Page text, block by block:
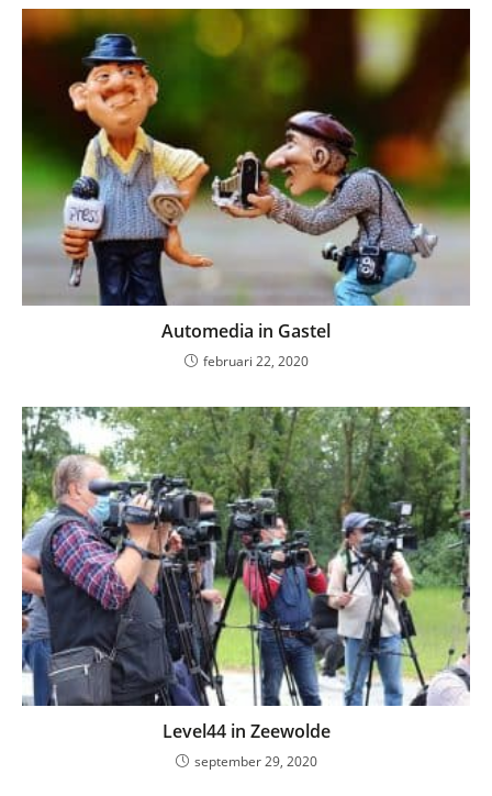
Automedia in Gastel
februari 22, 2020
Level44 in Zeewolde
september 29, 2020